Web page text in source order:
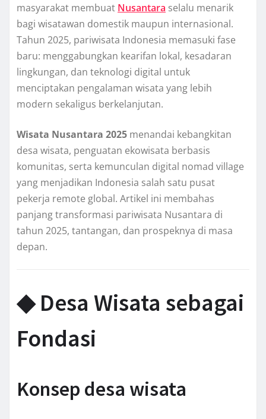
masyarakat membuat Nusantara selalu menarik
bagi wisatawan domestik maupun internasional.
Tahun 2025, pariwisata Indonesia memasuki fase
baru: menggabungkan kearifan lokal, kesadaran
lingkungan, dan teknologi digital untuk
menciptakan pengalaman wisata yang lebih
modern sekaligus berkelanjutan.
Wisata Nusantara 2025 menandai kebangkitan
desa wisata, penguatan ekowisata berbasis
komunitas, serta kemunculan digital nomad village
yang menjadikan Indonesia salah satu pusat
pekerja remote global. Artikel ini membahas
panjang transformasi pariwisata Nusantara di
tahun 2025, tantangan, dan prospeknya di masa
depan.
◆ Desa Wisata sebagai
Fondasi
Konsep desa wisata